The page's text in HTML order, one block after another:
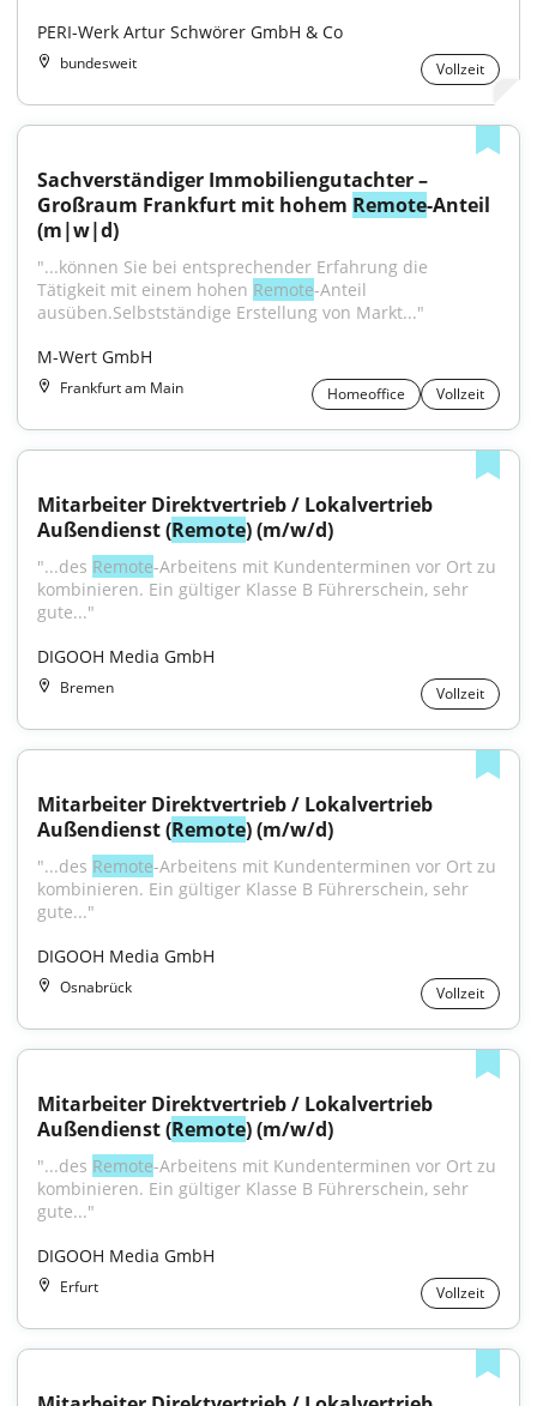
PERI-Werk Artur Schwörer GmbH & Co
bundesweit Vollzeit
Sachverständiger Immobiliengutachter –
Großraum Frankfurt mit hohem Remote-Anteil
(m|w|d)
"...können Sie bei entsprechender Erfahrung die
Tätigkeit mit einem hohen Remote-Anteil
ausüben.Selbstständige Erstellung von Markt..."
M-Wert GmbH
Frankfurt am Main Homeoffice Vollzeit
Mitarbeiter Direktvertrieb / Lokalvertrieb
Außendienst (Remote) (m/w/d)
"...des Remote-Arbeitens mit Kundenterminen vor Ort zu
kombinieren. Ein gültiger Klasse B Führerschein, sehr
gute..."
DIGOOH Media GmbH
Bremen Vollzeit
Mitarbeiter Direktvertrieb / Lokalvertrieb
Außendienst (Remote) (m/w/d)
"...des Remote-Arbeitens mit Kundenterminen vor Ort zu
kombinieren. Ein gültiger Klasse B Führerschein, sehr
gute..."
DIGOOH Media GmbH
Osnabrück Vollzeit
Mitarbeiter Direktvertrieb / Lokalvertrieb
Außendienst (Remote) (m/w/d)
"...des Remote-Arbeitens mit Kundenterminen vor Ort zu
kombinieren. Ein gültiger Klasse B Führerschein, sehr
gute..."
DIGOOH Media GmbH
Erfurt Vollzeit